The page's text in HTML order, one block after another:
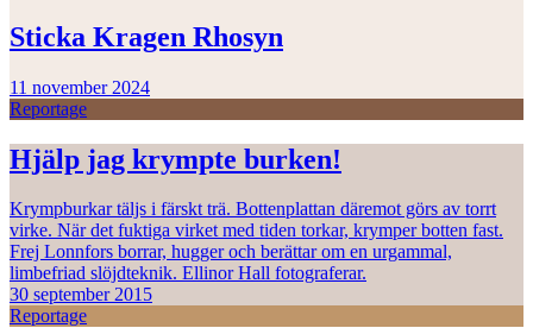
Sticka Kragen Rhosyn
11 november 2024
Reportage
Hjälp jag krympte burken!
Krympburkar täljs i färskt trä. Bottenplattan däremot görs av torrt
virke. När det fuktiga virket med tiden torkar, krymper botten fast.
Frej Lonnfors borrar, hugger och berättar om en urgammal,
limbefriad slöjdteknik. Ellinor Hall fotograferar.
30 september 2015
Reportage